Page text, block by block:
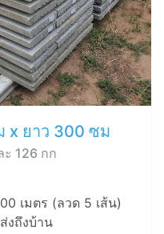
x ยาว 300 ซม
126 กก
เมตร (ลวด 5 เส้น)
งถึงบ้าน